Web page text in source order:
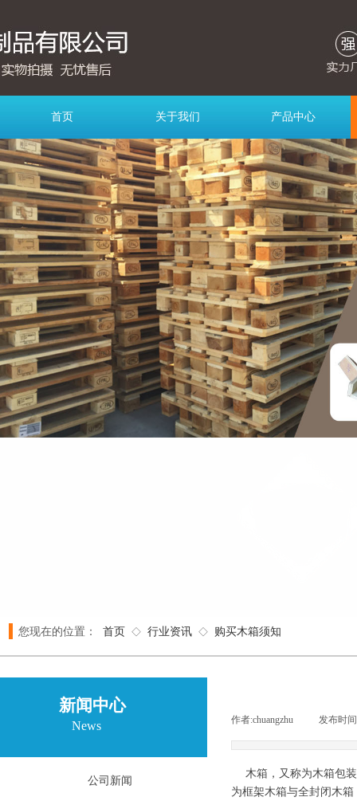
首页 关于我们 产品中心
您现在的位置： 首页 ◇ 行业资讯 ◇ 购买木箱须知
作者:chuangzhu 发布时
木箱，又称为木箱包
为框架木箱与全封闭木
新闻中心
News
公司新闻